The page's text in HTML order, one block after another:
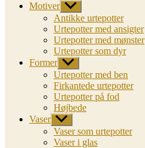
Motiver Vis
undermenu
Antikke urtepotter
Urtepotter med ansigter
Urtepotter med mønster
Urtepotter som dyr
Former Vis
undermenu
Urtepotter med ben
Firkantede urtepotter
Urtepotter på fod
Højbede
Vaser Vis
undermenu
Vaser som urtepotter
Vaser i glas